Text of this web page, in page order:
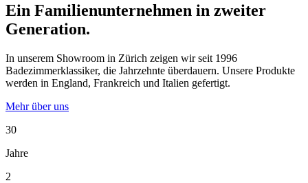
Ein Familienunternehmen in zweiter
Generation.
In unserem Showroom in Zürich zeigen wir seit 1996
Badezimmerklassiker, die Jahrzehnte überdauern. Unsere Produkte
werden in England, Frankreich und Italien gefertigt.
Mehr über uns
30
Jahre
2